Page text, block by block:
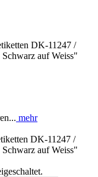
DK-11247 /
auf Weiss"
mehr
DK-11247 /
auf Weiss"